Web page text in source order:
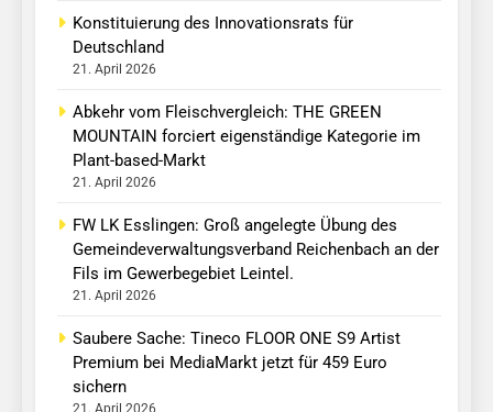
Konstituierung des Innovationsrats für
Deutschland
21. April 2026
Abkehr vom Fleischvergleich: THE GREEN
MOUNTAIN forciert eigenständige Kategorie im
Plant-based-Markt
21. April 2026
FW LK Esslingen: Groß angelegte Übung des
Gemeindeverwaltungsverband Reichenbach an der
Fils im Gewerbegebiet Leintel.
21. April 2026
Saubere Sache: Tineco FLOOR ONE S9 Artist
Premium bei MediaMarkt jetzt für 459 Euro
sichern
21. April 2026